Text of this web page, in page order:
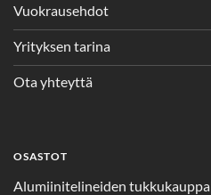
Vuokrausehdot
Yrityksen tarina
Ota yhteyttä
OSASTOT
Alumiinitelineiden tukkukauppa